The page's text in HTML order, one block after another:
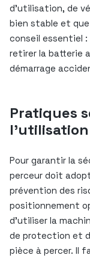
d’utilisation, de
bien stable et
conseil essentiel
retirer la batterie
démarrage
Pratiques
Pour garantir la
perceur doit
prévention des
positionnement
d’utiliser la
de protection et
pièce à percer. Il